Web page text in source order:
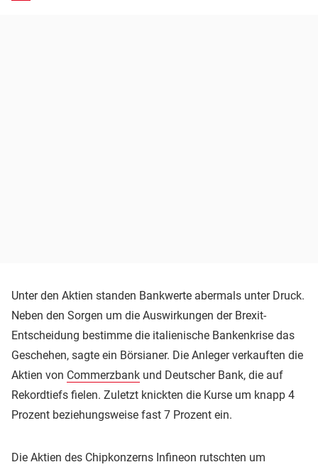
Unter den Aktien standen Bankwerte abermals unter Druck.
Neben den Sorgen um die Auswirkungen der Brexit-
Entscheidung bestimme die italienische Bankenkrise das
Geschehen, sagte ein Börsianer. Die Anleger verkauften die
Aktien von Commerzbank und Deutscher Bank, die auf
Rekordtiefs fielen. Zuletzt knickten die Kurse um knapp 4
Prozent beziehungsweise fast 7 Prozent ein.
Die Aktien des Chipkonzerns Infineon rutschten um